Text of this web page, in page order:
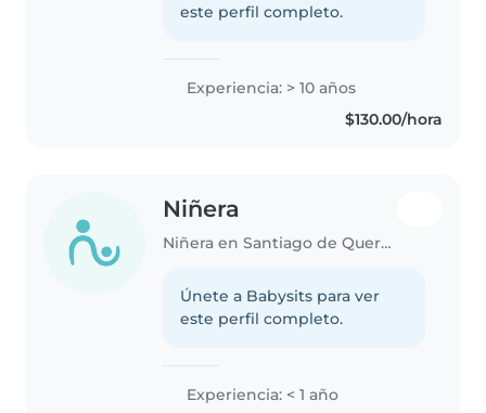
este perfil completo.
Experiencia: > 10 años
$130.00/hora
Niñera
Niñera en Santiago de Querétaro
Únete a Babysits para ver
este perfil completo.
Experiencia: < 1 año